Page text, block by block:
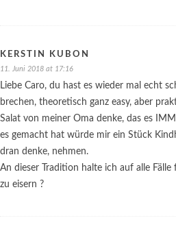
KERSTIN KUBON
11. Juni 2018 at 17:16
Liebe Caro, du hast es wieder mal echt
brechen, theoretisch ganz easy, aber
Salat von meiner Oma denke, das es
es gemacht hat würde mir ein Stück
dran denke, nehmen.
An dieser Tradition halte ich auf alle
zu eisern ?